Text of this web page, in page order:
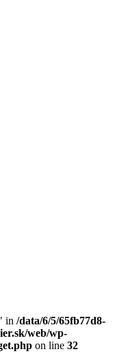
in /data/6/5/65fb77d8-
web/wp-
on line 32